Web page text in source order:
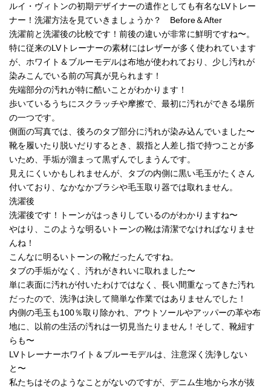
ルイ・ヴィトンの初期デザイナーの遺作としても有名なLVトレー
ナー！洗濯方法を見ていきましょうか？ Before＆After
洗濯前と洗濯後の比較です！前後の違いが非常に鮮明ですね〜。
特に従来のLVトレーナーの素材にはレザーが多く使われています
が、ホワイト＆ブルーモデルは布地が使われており、少し汚れが
染みこんでいる前の写真が見られます！
先端部分の汚れが特に酷いことがわかります！
歩いているうちにスクラッチや摩擦で、最初に汚れができる場所
の一つです。
側面の写真では、後ろのタブ部分に汚れが染み込んでいました〜
靴を履いたり脱いだりするとき、親指と人差し指で持つことが多
いため、手垢が溜まって黒ずんでしまうんです。
見えにくいかもしれませんが、タブの内側に黒い毛玉がたくさん
付いており、なかなかブラシや毛玉取り器では取れません。
洗濯後
洗濯後です！トーンがはっきりしているのがわかりますね〜
やはり、このような明るいトーンの靴は清潔でなければなりませ
んね！
こんなに明るいトーンの靴だったんですね。
タブの手垢がなく、汚れがきれいに取れました〜
単に表面に汚れが付いたわけではなく、長い間重なってきた汚れ
だったので、洗浄は決して簡単な作業ではありませんでした！
内側の毛玉も100％取り除かれ、アウトソールやアッパーの革や布
地に、以前の生活の汚れは一切見当たりません！そして、靴紐す
らも〜
LVトレーナーホワイト＆ブルーモデルは、注意深く洗浄しない
と〜
私たちはそのようなことがないのですが、デニム生地から水が抜